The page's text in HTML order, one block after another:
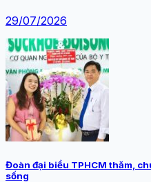
29/07/2026
Đoàn đại biểu TPHCM thăm,
sống